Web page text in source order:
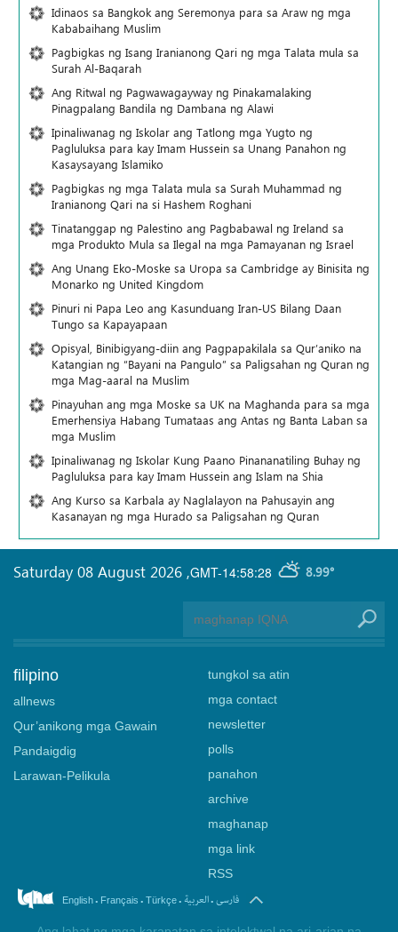
Idinaos sa Bangkok ang Seremonya para sa Araw ng mga
Kababaihang Muslim
Pagbigkas ng Isang Iranianong Qari ng mga Talata mula sa
Surah Al-Baqarah
Ang Ritwal ng Pagwawagayway ng Pinakamalaking
Pinagpalang Bandila ng Dambana ng Alawi
Ipinaliwanag ng Iskolar ang Tatlong mga Yugto ng
Pagluluksa para kay Imam Hussein sa Unang Panahon ng
Kasaysayang Islamiko
Pagbigkas ng mga Talata mula sa Surah Muhammad ng
Iranianong Qari na si Hashem Roghani
Tinatanggap ng Palestino ang Pagbabawal ng Ireland sa
mga Produkto Mula sa Ilegal na mga Pamayanan ng Israel
Ang Unang Eko-Moske sa Uropa sa Cambridge ay Binisita ng
Monarko ng United Kingdom
Pinuri ni Papa Leo ang Kasunduang Iran-US Bilang Daan
Tungo sa Kapayapaan
Opisyal, Binibigyang-diin ang Pagpapakilala sa Qur’aniko na
Katangian ng “Bayani na Pangulo” sa Paligsahan ng Quran ng
mga Mag-aaral na Muslim
Pinayuhan ang mga Moske sa UK na Maghanda para sa mga
Emerhensiya Habang Tumataas ang Antas ng Banta Laban sa
mga Muslim
Ipinaliwanag ng Iskolar Kung Paano Pinananatiling Buhay ng
Pagluluksa para kay Imam Hussein ang Islam na Shia
Ang Kurso sa Karbala ay Naglalayon na Pahusayin ang
Kasanayan ng mga Hurado sa Paligsahan ng Quran
GMT-14:58:28 8.99°
Saturday 08 August 2026 ,
filipino
allnews
Qur’anikong mga Gawain
Pandaigdig
Larawan-Pelikula
tungkol sa atin
mga contact
newsletter
polls
panahon
archive
maghanap
mga link
RSS
English. Français . Türkçe. العربیة.فارسی